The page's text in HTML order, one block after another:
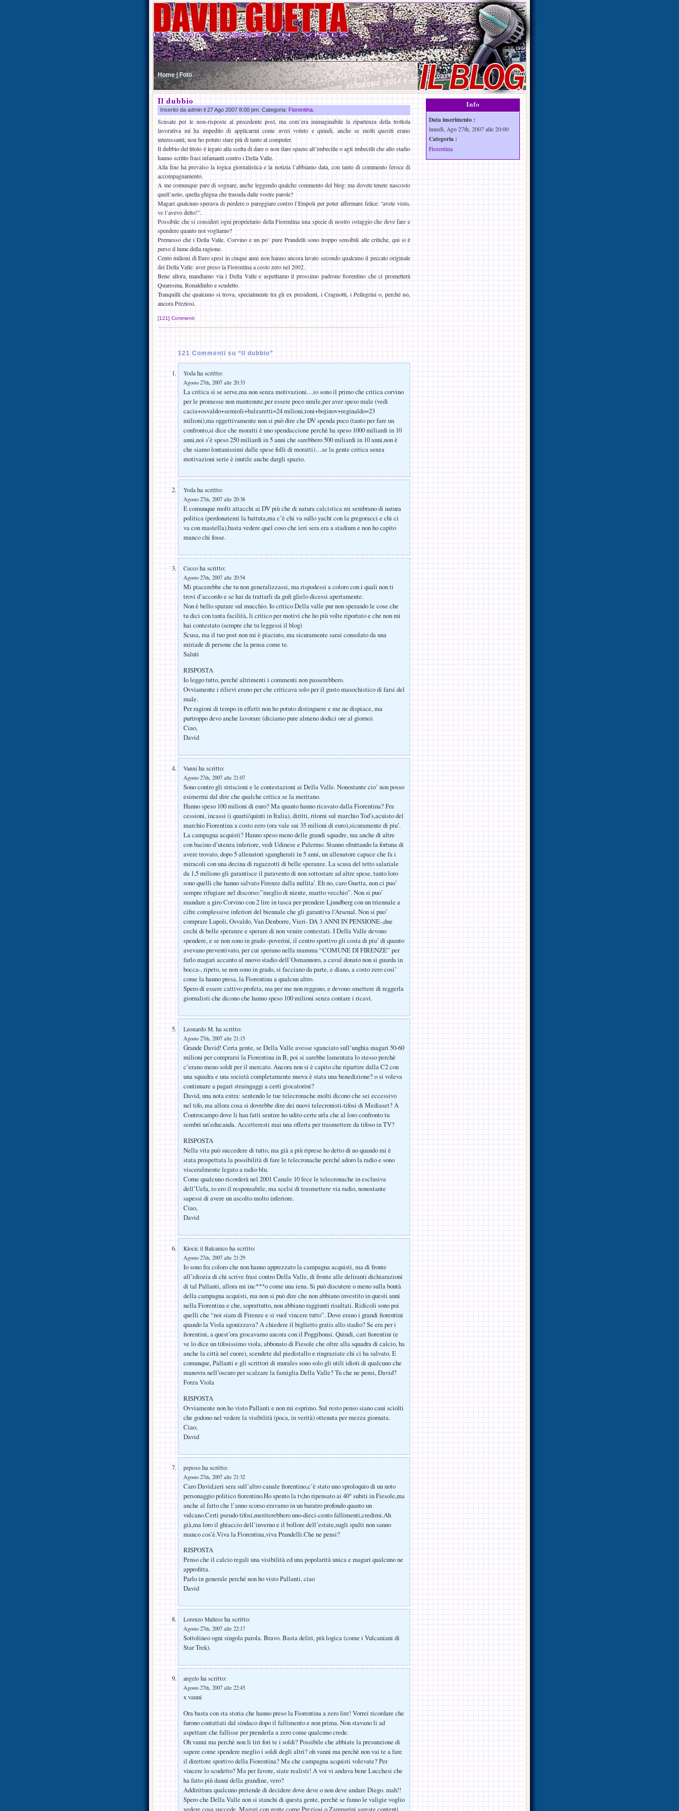
Home | Foto
Il dubbio
Inserito da admin il 27 Ago 2007 8:00 pm. Categoria: Fiorentina
Scusate per le non-risposte al precedente post, ma com’era immaginabile la ripartenza della trottola
lavorativa mi ha impedito di applicarmi come avrei voluto e quindi, anche se molti quesiti erano
interessanti, non ho potuto stare più di tanto al computer.
Il dubbio del titolo è legato alla scelta di dare o non dare spazio all’imbecille o agli imbecilli che allo stadio
hanno scritto frasi infamanti contro i Della Valle.
Alla fine ha prevalso la logica giornalistica e la notizia l’abbiamo data, con tanto di commento feroce di
accompagnamento.
A me comunque pare di sognare, anche leggendo qualche commento del blog: ma dovete tenete nascosto
quell’astio, quella ghigna che trasuda dalle vostre parole?
Magari qualcuno sperava di perdere o pareggiare contro l’Empoli per poter affermare felice: “avete visto,
ve l’avevo detto!”.
Possibile che si consideri ogni proprietario della Fiorentina una specie di nostro ostaggio che deve fare e
spendere quanto noi vogliamo?
Premesso che i Della Valle, Corvino e un po’ pure Prandelli sono troppo sensibili alle critiche, qui si è
perso il lume della ragione.
Cento milioni di Euro spesi in cinque anni non hanno ancora lavato secondo qualcuno il peccato originale
dei Della Valle: aver preso la Fiorentina a costo zero nel 2002.
Bene allora, mandiamo via i Della Valle e aspettiamo il prossimo padrone fiorentino che ci prometterà
Quaresma, Ronaldinho e scudetto.
Tranquilli che qualcuno si trova, specialmente tra gli ex presidenti, i Cragnotti, i Pellegrini o, perché no,
ancora Preziosi.
[121] Commenti
121 Commenti su “Il dubbio”
Yoda ha scritto:
Agosto 27th, 2007 alle 20:33
La critica sì se serve,ma non senza motivazioni…io sono il primo che critica corvino
per le promesse non mantenute,per essere poco umile,per aver speso male (vedi
cacia+osvaldo+semioli+balzaretti=24 milioni,toni+bojinov+reginaldo=23
milioni),ma oggettivamente non si può dire che DV spenda poco (tanto per fare un
confronto,si dice che moratti è uno spendaccione perchè ha speso 1000 miliardi in 10
anni,noi s’è speso 250 miliardi in 5 anni che sarebbero 500 miliardi in 10 anni,non è
che siamo lontanissimi dalle spese folli di moratti)…se la gente critica senza
motivazioni serie è inutile anche dargli spazio.
Yoda ha scritto:
Agosto 27th, 2007 alle 20:38
E comunque molti attacchi ai DV più che di natura calcistica mi sembrano di natura
politica (perdonatemi la battuta,ma c’è chi va sullo yacht con la gregoracci e chi ci
va con mastella),basta vedere quel coso che ieri sera era a stadium e non ho capito
manco chi fosse.
Cecco ha scritto:
Agosto 27th, 2007 alle 20:54
Mi piacerebbe che tu non generalizzassi, ma rispodessi a coloro con i quali non ti
trovi d’accordo e se hai da trattarli da gufi glielo dicessi apertamente.
Non è bello sparare sul mucchio. Io critico Della valle pur non sperando le cose che
tu dici con tanta facilità, li critico per motivi che ho più volte riportato e che non mi
hai contestato (sempre che tu leggessi il blog)
Scusa, ma il tuo post non mi è piaciuto, ma sicuramente sarai consolato da una
miriade di persone che la pensa come te.
Saluti
RISPOSTA
Io leggo tutto, perché altrimenti i commenti non passerebbero.
Ovviamente i rilievi erano per che criticava solo per il gusto masochistico di farsi del
male.
Per ragioni di tempo in effetti non ho potuto distinguere e me ne dispiace, ma
purtroppo devo anche lavorare (diciamo pure almeno dodici ore al giorno).
Ciao,
David
Vanni ha scritto:
Agosto 27th, 2007 alle 21:07
Sono contro gli striscioni e le contestazioni ai Della Valle. Nonostante cio’ non posso
esimermi dal dire che qualche critica se la meritano.
Hanno speso 100 milioni di euro? Ma quanto hanno ricavato dalla Fiorentina? Fra
cessioni, incassi (i quarti/quinti in Italia), diritti, ritorni sul marchio Tod’s,acuisto del
marchio Fiorentina a costo zero (ora vale sui 35 milioni di euro),sicuramente di piu’.
La campagna acquisti? Hanno speso meno delle grandi squadre, ma anche di altre
con bacino d’utenza inferiore, vedi Udinese e Palermo. Stanno sfruttando la fortuna di
avere trovato, dopo 5 allenatori sgangherati in 5 anni, un allenatore capace che fa i
miracoli con una decina di ragazzotti di belle speranze. La scusa del tetto salariale
da 1,5 miliono gli garantisce il paravento di non sottostare ad altre spese, tanto loro
sono quelli che hanno salvato Firenze dalla nullita’. Eh no, caro Guetta, non ci puo’
sempre rifugiare nel discorso:”meglio di niente, marito vecchio”. Non si puo’
mandare a giro Corvino con 2 lire in tasca per prendere Ljundberg con un triennale a
cifre complessive inferiori del biennale che gli garantiva l’Arsenal. Non si puo’
comprare Lupoli, Osvaldo, Van Denborre, Vieri- DA 3 ANNI IN PENSIONE-,due
cechi di belle speranze e sperare di non venire contestati. I Della Valle devono
spendere, e se non sono in grado -poverini, il centro sportivo gli costa di piu’ di quanto
avevano preventivato, per cui sperano nella mamma “COMUNE DI FIRENZE” per
farlo magari accanto al nuovo stadio dell’Osmannoro, a caval donato non si guarda in
bocca-, ripeto, se non sono in grado, si facciano da parte, e diano, a costo zero cosi’
come la hanno presa, la Fiorentina a qualcun altro.
Spero di essere cattivo profeta, ma per me non reggono, e devono smettere di reggerla
giornalisti che dicono che hanno speso 100 milioni senza contare i ricavi.
Leonardo M. ha scritto:
Agosto 27th, 2007 alle 21:15
Grande David! Certa gente, se Della Valle avesse sganciato sull’unghia magari 50-60
milioni per comprarsi la Fiorentina in B, poi si sarebbe lamentata lo stesso perchè
c’erano meno soldi per il mercato. Ancora non si è capito che ripartire dalla C2 con
una squadra e una società completamente nuova è stata una benedizione? o si voleva
continuare a pagari straingaggi a certi giocatorini?
David, una nota extra: sentendo le tue telecronache molti dicono che sei eccessivo
nel tifo, ma allora cosa si dovrebbe dire dei nuovi telecronisti-tifosi di Mediaset? A
Controcampo dove li han fatti sentire ho udito certe urla che al loro confronto tu
sembri un’educanda. Accetteresti mai una offerta per trasmettere da tifoso in TV?
RISPOSTA
Nella vita può succedere di tutto, ma già a più riprese ho detto di no quando mi è
stata prospettata la possibilità di fare le telecronache perché adoro la radio e sono
visceralmente legato a radio blu.
Come qualcuno ricorderà nel 2001 Canale 10 fece le telecronache in esclusiva
dell’Uefa, io ero il responsabile, ma scelsi di trasmettere via radio, nonostante
sapessi di avere un ascolto molto inferiore.
Ciao,
David
Kiocic il Balcanico ha scritto:
Agosto 27th, 2007 alle 21:29
Io sono fra coloro che non hanno apprezzato la campagna acquisti, ma di fronte
all’idiozia di chi scrive frasi contro Della Valle, di fronte alle deliranti dichiarazioni
di tal Pallanti, allora mi inc***o come una iena. Si può discutere o meno sulla bontà
della campagna acquisti, ma non si può dire che non abbiano investito in questi anni
nella Fiorentina e che, soprattutto, non abbiano raggiunti risultati. Ridicoli sono poi
quelli che “noi siam di Firenze e si vuol vincere tutto”. Dove erano i grandi fiorentini
quando la Viola agonizzava? A chiedere il biglietto gratis allo stadio? Se era per i
fiorentini, a quest’ora giocavamo ancora con il Poggibonsi. Quindi, cari fiorentini (e
ve lo dice un tifosissimo viola, abbonato di Fiesole che oltre alla squadra di calcio, ha
anche la città nel cuore), scendete dal piedistallo e ringraziate chi ci ha salvato. E
comunque, Pallanti e gli scrittori di murales sono solo gli utili idioti di qualcuno che
manovra nell’oscuro per scalzare la famiglia Della Valle? Tu che ne pensi, David?
Forza Viola
RISPOSTA
Ovviamente non ho visto Pallanti e non mi esprimo. Sul resto penso siano cani sciolti
che godono nel vedere la visibilità (poca, in verità) ottenuta per mezza giornata.
Ciao,
David
peposo ha scritto:
Agosto 27th, 2007 alle 21:32
Caro David,ieri sera sull’altro canale fiorentino,c’è stato uno sproloquio di un noto
personaggio politico fiorentino.Ho spento la tv,ho ripensato ai 40° subiti in Fiesole,ma
anche al fatto che l’anno scorso eravamo in un baratro profondo quanto un
vulcano.Certi pseudo tifosi,meriterebbero uno-dieci-cento fallimenti,credimi.Ah
già,ma loro il ghiaccio dell’inverno e il bollore dell’estate,sugli spalti non sanno
manco cos’è.Viva la Fiorentina,viva Prandelli.Che ne pensi?
RISPOSTA
Penso che il calcio regali una visibilità ed una popolarità unica e magari qualcuno ne
approfitta.
Parlo in generale perché non ho visto Pallanti, ciao
David
Lorenzo Maltese ha scritto:
Agosto 27th, 2007 alle 22:17
Sottolineo ogni singola parola. Bravo. Basta deliri, più logica (come i Vulcaniani di
Star Trek).
angelo ha scritto:
Agosto 27th, 2007 alle 22:45
x vanni
Ora basta con sta storia che hanno preso la Fiorentina a zero lire! Vorrei ricordare che
furono contattati dal sindaco dopo il fallimento e non prima. Non stavano li ad
aspettare che fallisse per prenderla a zero come qualcuno crede.
Oh vanni ma perchè non li tiri fori te i soldi? Possibile che abbiate la presunzione di
sapere come spendere meglio i soldi degli altri? oh vanni ma perchè non vai te a fare
il direttore sportivo della Fiorentina? Ma che campagna acquisti volevate? Per
vincere lo scudetto? Ma per favore, siate realisti! A voi vi andava bene Lucchesi che
ha fatto più danni della grandine, vero?
Addirittura qualcuno pretende di decidere dove deve o non deve andare Diego. mah!!
Spero che Della Valle non si stanchi di questa gente, perchè se fanno le valigie voglio
vedere cosa succede. Magari con gente come Preziosi o Zamparini sareste contenti.
Info
Data inserimento :
lunedì, Ago 27th, 2007 alle 20:00
Categoria :
Fiorentina